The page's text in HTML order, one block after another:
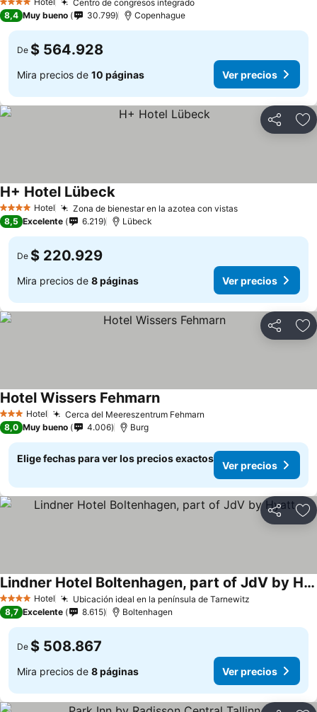
4 Estrellas Centro de congresos integrado
8,4 Muy bueno 30.799 Copenhague
De $ 564.928
Mira precios de 10 páginas Ver precios
Compartir
4 EstrellasHotel Zona de bienestar en la azotea con vistas
H+ Hotel Lübeck
8,5 Excelente 6.219 Lübeck
De $ 220.929
Mira precios de 8 páginas Ver precios
Compartir
3 Estrellas
Hotel Cerca del Meereszentrum Fehmarn
Hotel Wissers Fehmarn
8,0 Muy bueno 4.006 Burg
Elige fechas para ver los precios exactos
Ver precios
Compartir
4 EstrellasHotel Ubicación ideal en la península de Tarnewitz
Lindner Hotel Boltenhagen, part of JdV by Hyatt
8,7 Excelente 8.615 Boltenhagen
De $ 508.867
Mira precios de 8 páginas Ver precios